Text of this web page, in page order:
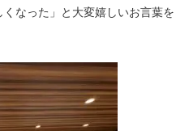
なった」と大変嬉しいお言葉を